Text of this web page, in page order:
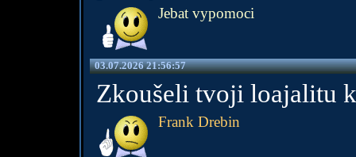
Jebat vypomoci
03.07.2026 21:56:57
Zkoušeli tvoji loajalitu
Frank Drebin